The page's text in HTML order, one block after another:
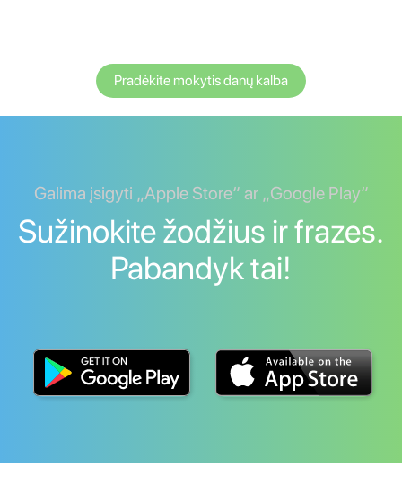
Pradėkite mokytis danų kalba
Galima įsigyti „Apple Store“ ar „Google Play“
Sužinokite žodžius ir frazes.
Pabandyk tai!